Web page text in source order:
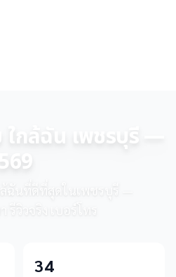
กล้ฉัน เพชรบุรี —
ล้ฉันที่ดีที่สุดในเพชรบุรี —
รีวิวจริง เบอร์โทร
34